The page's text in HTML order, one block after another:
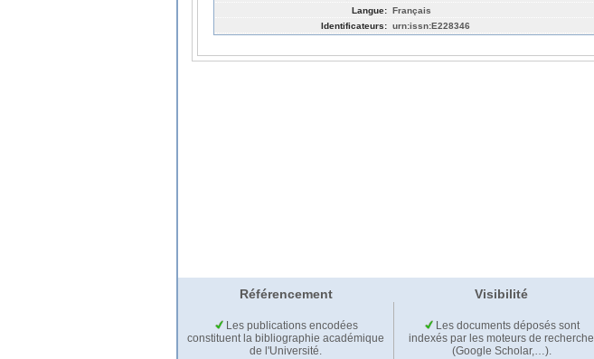
Langue: Français
Identificateurs: urn:issn:E228346
Référencement Visibilité
Les publications encodées
constituent la bibliographie académique
de l'Université.
Les documents déposés sont
indexés par les moteurs de recherche
(Google Scholar,…).